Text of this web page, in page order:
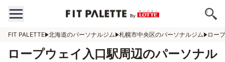
FIT PALETTE 北海道のパーソナルジム 札幌市中央区のパーソナルジム ロー
ロープウェイ入口駅周辺のパーソナル